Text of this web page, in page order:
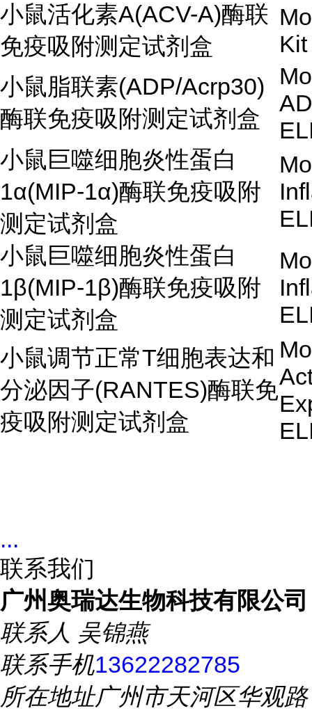
小鼠活化素A(ACV-A)酶联
免疫吸附测定试剂盒
Kit
小鼠脂联素(ADP/Acrp30)
酶联免疫吸附测定试剂盒
小鼠巨噬细胞炎性蛋白
1α(MIP-1α)酶联免疫吸附
测定试剂盒
小鼠巨噬细胞炎性蛋白
1β(MIP-1β)酶联免疫吸附
测定试剂盒
小鼠调节正常T细胞表达和
分泌因子(RANTES)酶联免
疫吸附测定试剂盒
...
联系我们
广州奥瑞达生物科技有限公司
联系人 吴锦燕
联系手机13622282785
所在地址广州市天河区华观路